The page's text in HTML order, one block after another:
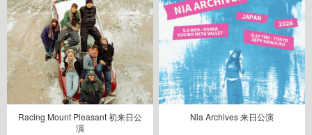
Racing Mount Pleasant 初来日公
演
Nia Archives 来日公演